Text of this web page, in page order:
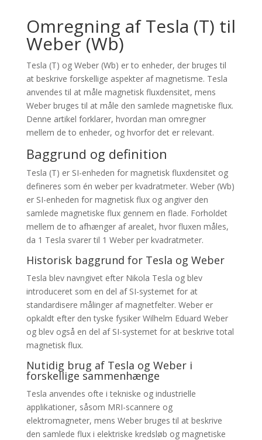
Omregning af Tesla (T) til
Weber (Wb)
Tesla (T) og Weber (Wb) er to enheder, der bruges til
at beskrive forskellige aspekter af magnetisme. Tesla
anvendes til at måle magnetisk fluxdensitet, mens
Weber bruges til at måle den samlede magnetiske flux.
Denne artikel forklarer, hvordan man omregner
mellem de to enheder, og hvorfor det er relevant.
Baggrund og definition
Tesla (T) er SI-enheden for magnetisk fluxdensitet og
defineres som én weber per kvadratmeter. Weber (Wb)
er SI-enheden for magnetisk flux og angiver den
samlede magnetiske flux gennem en flade. Forholdet
mellem de to afhænger af arealet, hvor fluxen måles,
da 1 Tesla svarer til 1 Weber per kvadratmeter.
Historisk baggrund for Tesla og Weber
Tesla blev navngivet efter Nikola Tesla og blev
introduceret som en del af SI-systemet for at
standardisere målinger af magnetfelter. Weber er
opkaldt efter den tyske fysiker Wilhelm Eduard Weber
og blev også en del af SI-systemet for at beskrive total
magnetisk flux.
Nutidig brug af Tesla og Weber i
forskellige sammenhænge
Tesla anvendes ofte i tekniske og industrielle
applikationer, såsom MRI-scannere og
elektromagneter, mens Weber bruges til at beskrive
den samlede flux i elektriske kredsløb og magnetiske